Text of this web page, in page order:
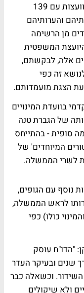
"בתקופת כהונתו ביצע השר 3 סבבי היוועצות עם 139
והערותיהם
מן הרשימה
המשפטית
אלה, לבקשתם,
זה כפי
הצגת מועמדותם.
בוועדת המינויים
של הגברת טנה
סופית - בהתייחס
המיוחדים' של
לשרי הממשלה.
נוסף עם הגופים,
לראש הממשלה,
כולו) כפי
"הדו"ח עוסק
שנים ובעיקר העדר
וכשאלה כבר
ולא שיקולים